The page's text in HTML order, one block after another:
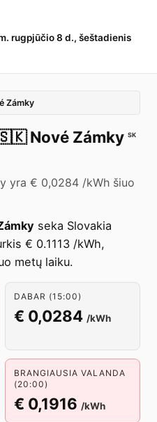
rugpjūčio 8 d., šeštadienis
Zámky
Nové Zámky SK
yra € 0,0284 /kWh šiuo
seka Slovakia
€ 0.1113 /kWh,
metų laiku.
DABAR (15:00)
€ 0,0284 /kWh
BRANGIAUSIA VALANDA
(20:00)
€ 0,1916 /kWh